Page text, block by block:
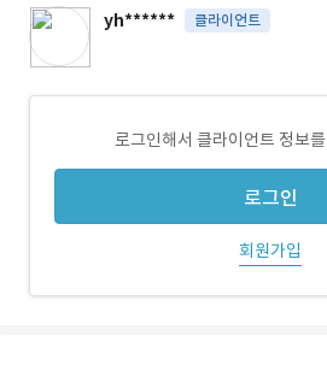
yh****** 클라이언트
로그인해서 클라이언트 정보
로그인
회원가입